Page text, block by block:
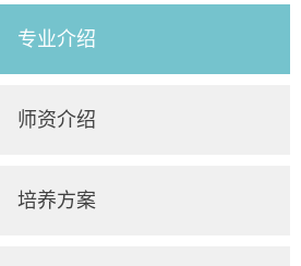
专业介绍
师资介绍
培养方案